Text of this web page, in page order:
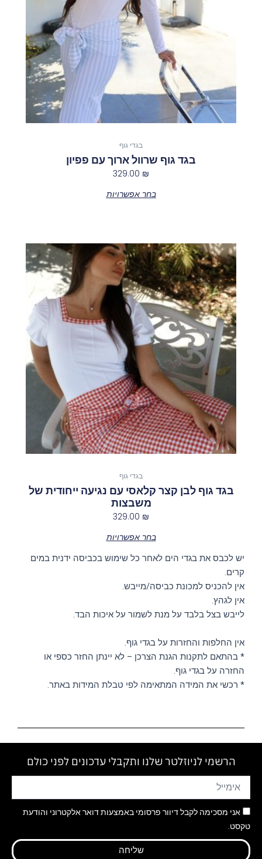
בגדי גוף
בגד גוף שרוול ארוך עם פפיון
329.00 ₪
בחר אפשרויות
האפשרויות
בעמוד
המוצר
בגדי גוף
בגד גוף לבן קצר קלאסי עם נגיעה ייחודית של
משבצות
329.00 ₪
בחר אפשרויות
למוצר
מספר
סוגים.
ניתן
לבחור
האפשרויות
המוצר
יש לכבס את בגדי הים לאחר כל שימוש בכביסה ידנית במים
קרים.
אין להכניס למכונת כביסה/מייבש.
אין לגהץ.
לייבש בצל בלבד על מנת לשמור על איכות הבד.
אין החלפות והחזרות על בגדי גוף.
* בהתאם לתקנות הגנת הצרכן – לא יינתן החזר כספי או
החזרה על בגדי גוף.
* רכשי את המידה המתאימה לפי טבלת המידות באתר.
הרשמי לניוזלטר שלנו ותקבלי עדכונים לפני כולם
אני מסכימה לקבל דיוור פרסומי באמצעות דואר אלקטרוני והודעת
טקסט.
שליחה